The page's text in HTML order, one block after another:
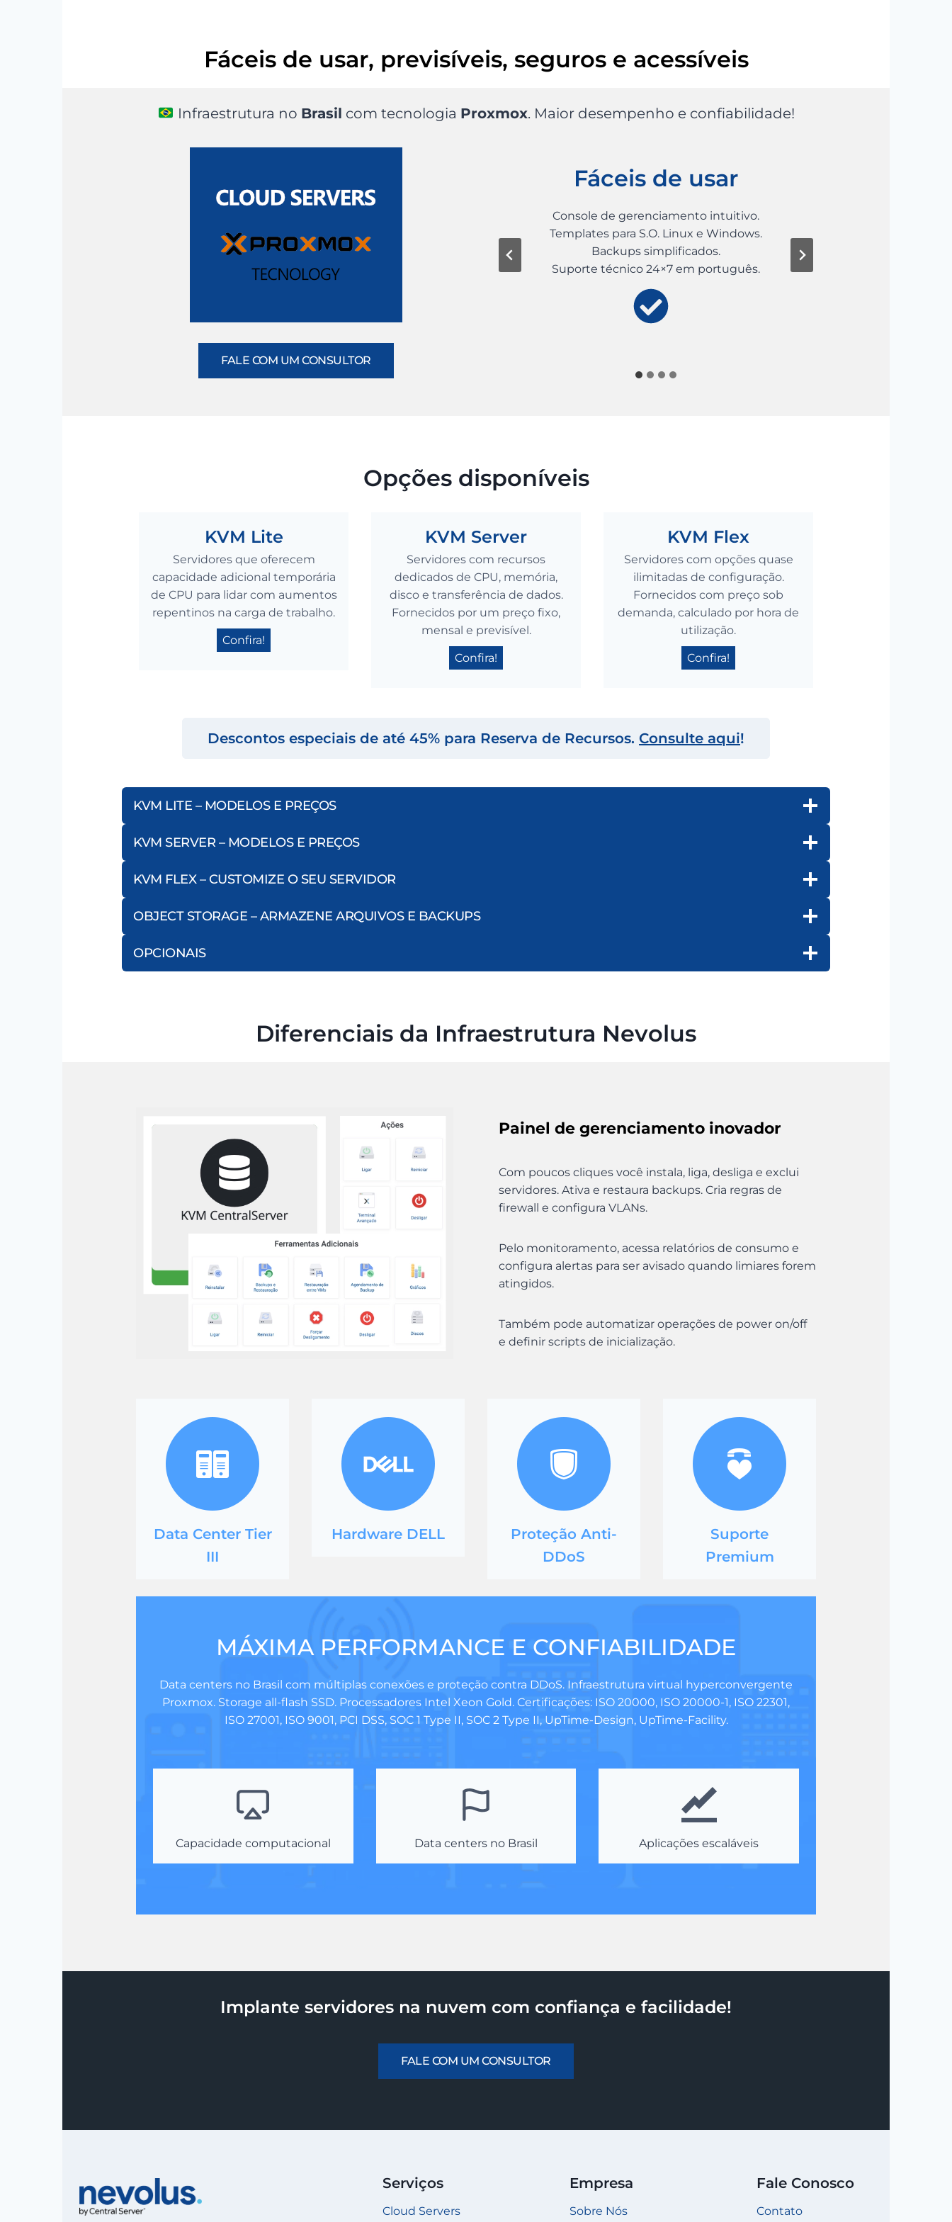
Fáceis de usar, previsíveis, seguros e acessíveis
Infraestrutura no Brasil com tecnologia Proxmox. Maior desempenho e confiabilidade!
FALE COM UM CONSULTOR
Preços melhores do que VPS
internacionais
Programa de parceria disponível.
Fáceis de usar
Console de gerenciamento intuitivo.
Templates para S.O. Linux e Windows.
Backups simplificados.
Suporte técnico 24×7 em português.
Opções disponíveis
KVM Lite
Servidores que oferecem
capacidade adicional temporária
de CPU para lidar com aumentos
repentinos na carga de trabalho.
Confira!
KVM Server
Servidores com recursos
dedicados de CPU, memória,
disco e transferência de dados.
Fornecidos por um preço fixo,
mensal e previsível.
Confira!
KVM Flex
Servidores com opções quase
ilimitadas de configuração.
Fornecidos com preço sob
demanda, calculado por hora de
utilização.
Confira!
Descontos especiais de até 45% para Reserva de Recursos. Consulte aqui!
KVM LITE – MODELOS E PREÇOS
KVM SERVER – MODELOS E PREÇOS
KVM FLEX – CUSTOMIZE O SEU SERVIDOR
OBJECT STORAGE – ARMAZENE ARQUIVOS E BACKUPS
OPCIONAIS
Diferenciais da Infraestrutura Nevolus
Painel de gerenciamento inovador
Com poucos cliques você instala, liga, desliga e exclui
servidores. Ativa e restaura backups. Cria regras de
firewall e configura VLANs.
Pelo monitoramento, acessa relatórios de consumo e
configura alertas para ser avisado quando limiares forem
atingidos.
Também pode automatizar operações de power on/off
e definir scripts de inicialização.
Data Center Tier
III
Hardware DELL
Proteção Anti-
DDoS
Suporte
Premium
MÁXIMA PERFORMANCE E CONFIABILIDADE
Data centers no Brasil com múltiplas conexões e proteção contra DDoS. Infraestrutura virtual hyperconvergente
Proxmox. Storage all-flash SSD. Processadores Intel Xeon Gold. Certificações: ISO 20000, ISO 20000-1, ISO 22301,
ISO 27001, ISO 9001, PCI DSS, SOC 1 Type II, SOC 2 Type II, UpTime-Design, UpTime-Facility.
Capacidade computacional Data centers no Brasil Aplicações escaláveis
Implante servidores na nuvem com confiança e facilidade!
FALE COM UM CONSULTOR
Serviços
Cloud Servers
Empresa
Sobre Nós
Fale Conosco
Contato